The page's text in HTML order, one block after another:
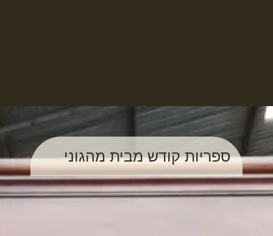
ספריות קודש מבית מהגוני